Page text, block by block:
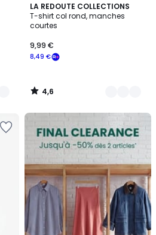
LA REDOUTE COLLECTIONS
T-shirt col rond, manches
courtes
8,49 €
9,99 €
4,6
/ 5
4
Couleurs
4,6
/
FINAL
CLEARANCE